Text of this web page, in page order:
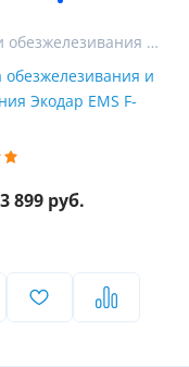
Станции обезжелезивания и фильтры для очистки воды от железа
обезжелезивания и
Экодар EMS F-
899 руб.